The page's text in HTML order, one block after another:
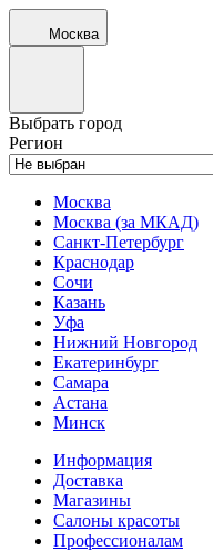
Москва
Выбрать город
Регион
Москва
Москва (за МКАД)
Санкт-Петербург
Краснодар
Сочи
Казань
Уфа
Нижний Новгород
Екатеринбург
Самара
Астана
Минск
Информация
Доставка
Магазины
Салоны красоты
Профессионалам